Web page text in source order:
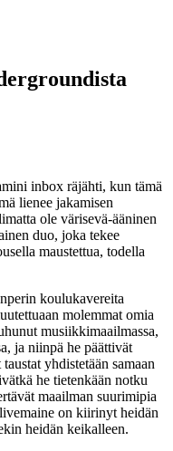
inbox räjähti, kun tämä
lienee jakamisen
ole värisevä-ääninen
duo, joka tekee
maustettua, todella
koulukavereita
molemmat omia
musiikkimaailmassa,
ja niinpä he päättivät
yhdistetään samaan
he tietenkään notku
maailman suurimipia
on kiirinyt heidän
heidän keikalleen.